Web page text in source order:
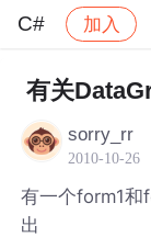
C# 加入
社区 C#
有关
sorry_rr
2010-10-26
有一个form1和
出